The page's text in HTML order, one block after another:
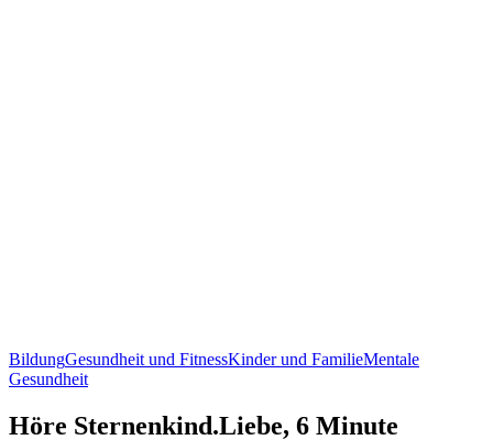
BildungGesundheit und FitnessKinder und FamilieMentale
Gesundheit
Höre Sternenkind.Liebe, 6 Minute